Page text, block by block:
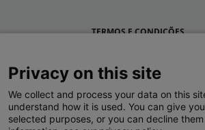
TERMOS E CONDIÇÕES
LEGRAND PORTUGAL
GRUPO LEGRAND NO MUNDO
Privacy on this site
We collect and process your data on this
understand how it is used. You can give
selected purposes, or you can decline them